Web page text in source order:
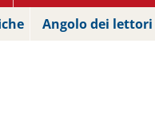
Angolo dei lettori